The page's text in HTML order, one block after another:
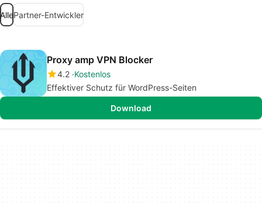
AllePartner-Entwickler
Proxy amp VPN Blocker
4.2 Kostenlos
Effektiver Schutz für WordPress-Seiten
Download